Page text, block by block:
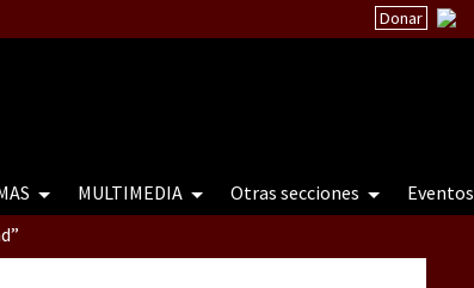
Donar
MULTIMEDIA Otras secciones Eventos